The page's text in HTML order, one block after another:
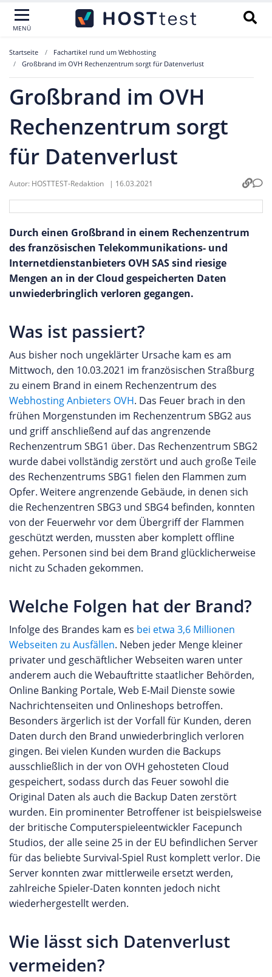
MENÜ
Startseite
Fachartikel rund um Webhosting
Großbrand im OVH Rechenzentrum sorgt für Datenverlust
Großbrand im OVH
Rechenzentrum sorgt
für Datenverlust
Autor: HOSTTEST-Redaktion | 16.03.2021
Durch einen Großbrand in einem Rechenzentrum
des französischen Telekommunikations- und
Internetdienstanbieters OVH SAS sind riesige
Mengen an in der Cloud gespeicherten Daten
unwiederbringlich verloren gegangen.
Was ist passiert?
Aus bisher noch ungeklärter Ursache kam es am
Mittwoch, den 10.03.2021 im französischen Straßburg
zu einem Brand in einem Rechenzentrum des
Webhosting Anbieters OVH. Das Feuer brach in den
frühen Morgenstunden im Rechenzentrum SBG2 aus
und griff anschließend auf das angrenzende
Rechenzentrum SBG1 über. Das Rechenzentrum SBG2
wurde dabei vollständig zerstört und auch große Teile
des Rechenzentrums SBG1 fielen den Flammen zum
Opfer. Weitere angrenzende Gebäude, in denen sich
die Rechenzentren SBG3 und SBG4 befinden, konnten
von der Feuerwehr vor dem Übergriff der Flammen
geschützt werden, mussten aber komplett offline
gehen. Personen sind bei dem Brand glücklicherweise
nicht zu Schaden gekommen.
Welche Folgen hat der Brand?
Infolge des Brandes kam es bei etwa 3,6 Millionen
Webseiten zu Ausfällen. Neben jeder Menge kleiner
privater und geschäftlicher Webseiten waren unter
anderem auch die Webauftritte staatlicher Behörden,
Online Banking Portale, Web E-Mail Dienste sowie
Nachrichtenseiten und Onlineshops betroffen.
Besonders ärgerlich ist der Vorfall für Kunden, deren
Daten durch den Brand unwiederbringlich verloren
gingen. Bei vielen Kunden wurden die Backups
ausschließlich in der von OVH gehosteten Cloud
gespeichert, sodass durch das Feuer sowohl die
Original Daten als auch die Backup Daten zerstört
wurden. Ein prominenter Betroffener ist beispielsweise
der britische Computerspieleentwickler Facepunch
Studios, der alle seine 25 in der EU befindlichen Server
für das beliebte Survival-Spiel Rust komplett verlor. Die
Server konnten zwar mittlerweile ersetzt werden,
zahlreiche Spieler-Daten konnten jedoch nicht
wiederhergestellt werden.
Wie lässt sich Datenverlust
vermeiden?